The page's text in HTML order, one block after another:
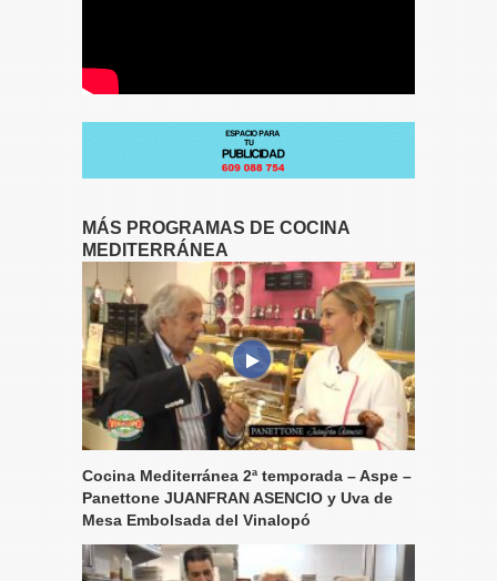
MÁS PROGRAMAS DE COCINA
MEDITERRÁNEA
Cocina Mediterránea 2ª temporada – Aspe –
Panettone JUANFRAN ASENCIO y Uva de
Mesa Embolsada del Vinalopó